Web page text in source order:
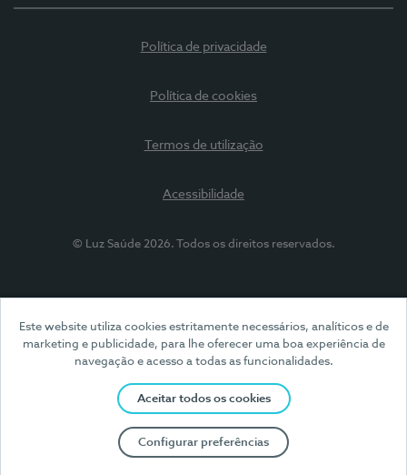
Este website utiliza cookies estritamente necessários, analíticos e de
marketing e publicidade, para lhe oferecer uma boa experiência de
navegação e acesso a todas as funcionalidades.
Aceitar todos os cookies
Configurar preferências
Política de privacidade
Política de cookies
Termos de utilização
Acessibilidade
© Luz Saúde 2026. Todos os direitos reservados.